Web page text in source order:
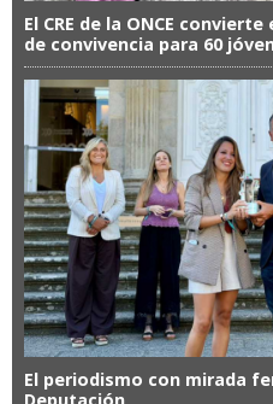
El CRE de la ONCE
de convivencia para 60
El periodismo con mirada